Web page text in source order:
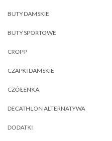
BUTY DAMSKIE
BUTY SPORTOWE
CROPP
CZAPKI DAMSKIE
CZÓŁENKA
DECATHLON ALTERNATYWA
DODATKI